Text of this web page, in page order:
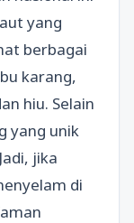
yang
berbagai
karang,
hiu. Selain
yang unik
jika
di